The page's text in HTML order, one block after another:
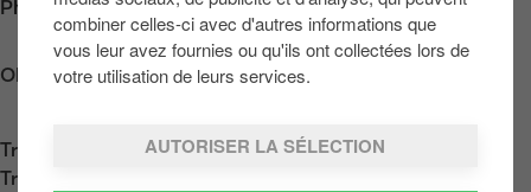
combiner celles-ci avec d'autres informations que
vous leur avez fournies ou qu'ils ont collectées lors de
votre utilisation de leurs services.
AUTORISER LA SÉLECTION
n
p
n
c
Phone: +3214512594
Obtenir l'itinéraire
Trouvez nous surApp Store
Trouvez nous sur